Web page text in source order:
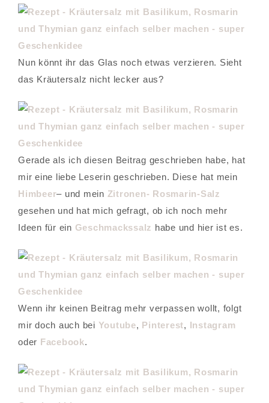
Nun könnt ihr das Glas noch etwas verzieren. Sieht
das Kräutersalz nicht lecker aus?
Gerade als ich diesen Beitrag geschrieben habe, hat
mir eine liebe Leserin geschrieben. Diese hat mein
Himbeer– und mein Zitronen- Rosmarin-Salz
gesehen und hat mich gefragt, ob ich noch mehr
Ideen für ein Geschmackssalz habe und hier ist es.
Wenn ihr keinen Beitrag mehr verpassen wollt, folgt
mir doch auch bei Youtube, Pinterest, Instagram
oder Facebook.